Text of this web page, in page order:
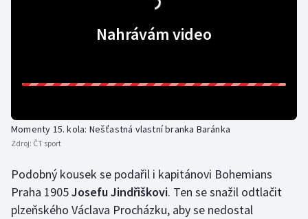
Moderní pětiboj
Parasport
Plavání
Plážový volejbal
Nahrávám video
Momenty 15. kola: Nešťastná vlastní branka Baránka
Zdroj: ČT sport
Podobný kousek se podařil i kapitánovi Bohemians
Praha 1905Josefu Jindřiškovi. Ten se snažil odtlačit
plzeňského Václava Procházku, aby se nedostal